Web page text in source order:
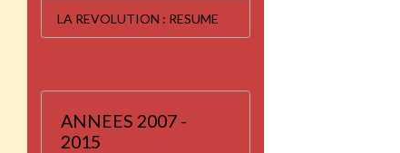
LA REVOLUTION : RESUME
ANNEES 2007 -
2015